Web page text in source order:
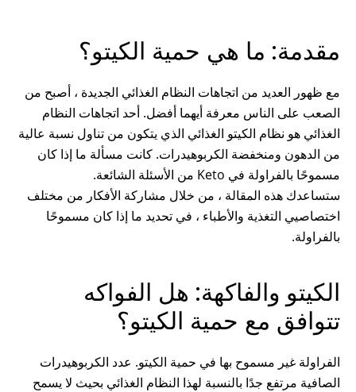
مقدمة: ما هي حمية الكيتو؟
مع ظهور العديد من اتجاهات النظام الغذائي الجديدة ، أصبح من
الصعب على الناس معرفة أيهما أفضل. أحد اتجاهات النظام
الغذائي هو نظام الكيتو الغذائي الذي يتكون من تناول نسبة عالية
من الدهون ومنخفضة الكربوهيدرات. كانت مسألة ما إذا كان
مسموحًا بالفراولة في Keto من الأسئلة الشائعة.
ستساعدك هذه المقالة ، من خلال مشاركة الأفكار من مختلف
اختصاصيي التغذية والأطباء ، في تحديد ما إذا كان مسموحًا
بالفراولة.
الكيتو والفاكهة: هل الفواكه
تتوافق مع حمية الكيتو؟
الفراولة غير مسموح بها في حمية الكيتو. عدد الكربوهيدرات
الصافية مرتفع جدًا بالنسبة لهذا النظام الغذائي بحيث لا يسمح